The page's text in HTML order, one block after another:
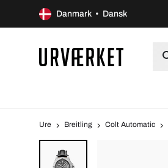
Danmark • Dansk
Ure Breitling Colt Automatic